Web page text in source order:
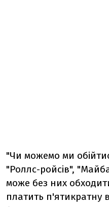
"Чи можемо ми
"Роллс-ройсів",
може без них
платить п'ятикратну